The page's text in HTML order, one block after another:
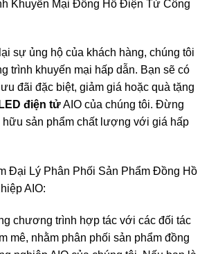
Khuyến Mại Đồng Hồ Điện Tử Công
sự ủng hộ của khách hàng, chúng tôi
trình khuyến mại hấp dẫn. Bạn sẽ có
đãi đặc biệt, giảm giá hoặc quà tặng
điện tửAIO của chúng tôi. Đừng
sản phẩm chất lượng với giá hấp
Đại Lý Phân Phối Sản Phẩm Đồng Hồ
AIO:
chương trình hợp tác với các đối tác
mê, nhằm phân phối sản phẩm đồng